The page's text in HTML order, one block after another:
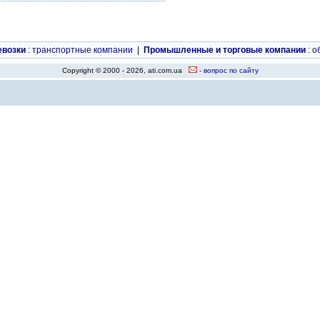
: транспортные компании Промышленные и торговые компании :
Copyright © 2000 - 2026, ati.com.ua - вопрос по сайту